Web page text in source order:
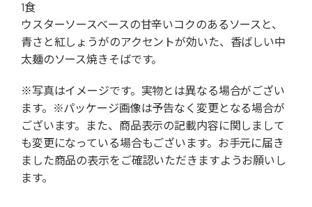
1食
ウスターソースベースの甘辛いコクのあるソースと、
青さと紅しょうがのアクセントが効いた、香ばしい中
太麺のソース焼きそばです。
※写真はイメージです。実物とは異なる場合がござい
ます。※パッケージ画像は予告なく変更となる場合が
ございます。また、商品表示の記載内容に関しまして
も変更になっている場合もございます。お手元に届き
ました商品の表示をご確認いただきますようお願いし
ます。